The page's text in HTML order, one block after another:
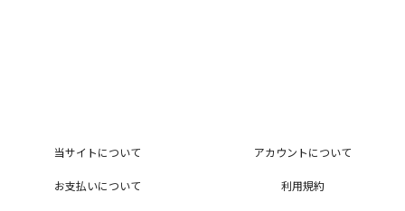
当サイトについて アカウントについて
お支払いについて 利用規約